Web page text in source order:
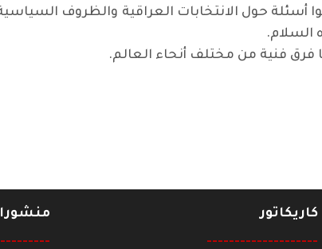
حول الانتخابات العراقية والظروف السياسية
السلام.
فنية من مختلف أنحاء العالم.
كاريكاتور
--------------------